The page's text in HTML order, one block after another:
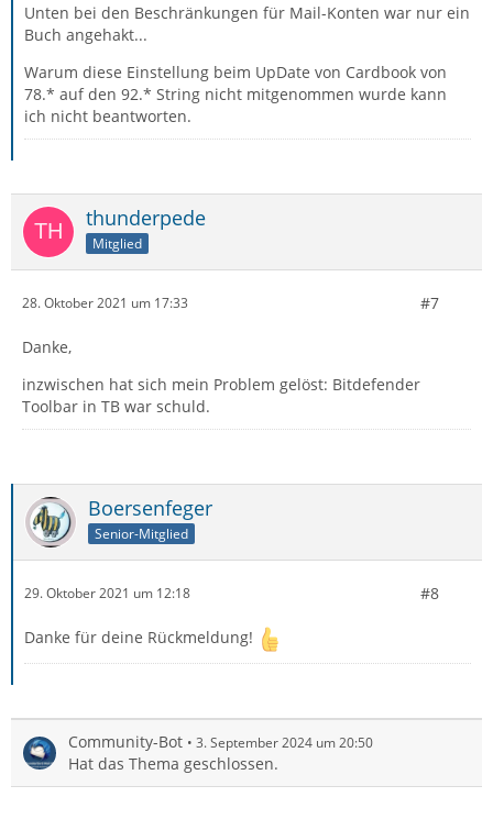
Unten bei den Beschränkungen für Mail-Konten war nur ein
Buch angehakt...
Warum diese Einstellung beim UpDate von Cardbook von
78.* auf den 92.* String nicht mitgenommen wurde kann
ich nicht beantworten.
thunderpede
Mitglied
28. Oktober 2021 um 17:33 #7
Danke,
inzwischen hat sich mein Problem gelöst: Bitdefender
Toolbar in TB war schuld.
Boersenfeger
Senior-Mitglied
29. Oktober 2021 um 12:18 #8
Danke für deine Rückmeldung!
Community-Bot 3. September 2024 um 20:50
Hat das Thema geschlossen.